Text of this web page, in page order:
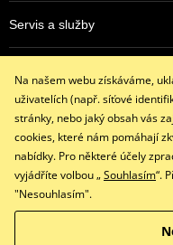
Na
Servis a služby
Facebook
Copyright ©
Na našem webu získáváme,
uživatelích (např. síťové
stránky, nebo jaký obsah vás
cookies, které nám pomáhají
nabídky. Pro některé účely
vyjádříte volbou „Souhlasím“.
"Nesouhlasím".